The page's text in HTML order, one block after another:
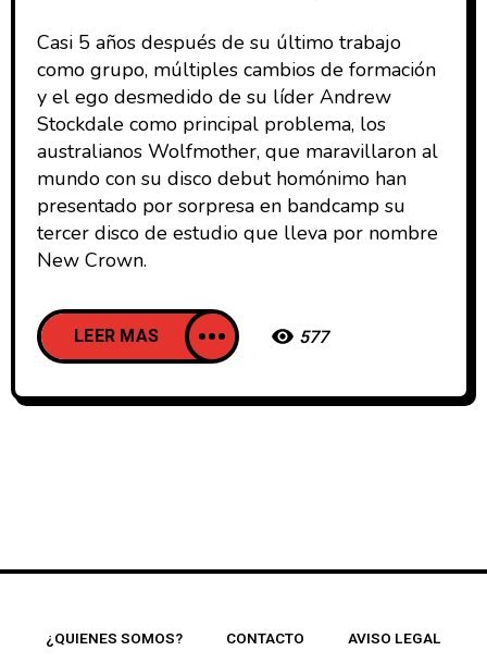
Casi 5 años después de su último trabajo
como grupo, múltiples cambios de formación
y el ego desmedido de su líder Andrew
Stockdale como principal problema, los
australianos Wolfmother, que maravillaron al
mundo con su disco debut homónimo han
presentado por sorpresa en bandcamp su
tercer disco de estudio que lleva por nombre
New Crown.
LEER MAS 577
¿QUIENES SOMOS? CONTACTO AVISO LEGAL